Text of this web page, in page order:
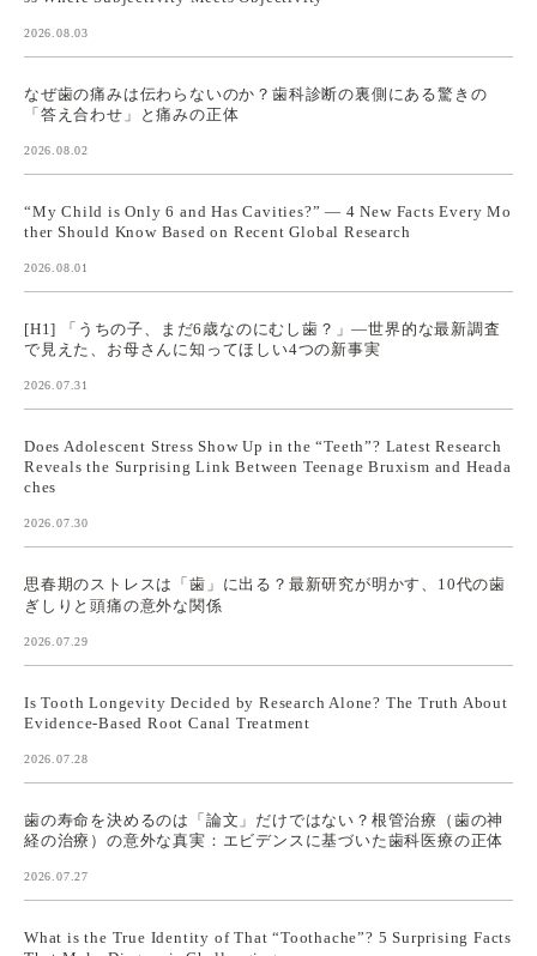
2026.08.03
なぜ歯の痛みは伝わらないのか？歯科診断の裏側にある驚きの
「答え合わせ」と痛みの正体
2026.08.02
“My Child is Only 6 and Has Cavities?” — 4 New Facts Every Mo
ther Should Know Based on Recent Global Research
2026.08.01
[H1] 「うちの子、まだ6歳なのにむし歯？」—世界的な最新調査
で見えた、お母さんに知ってほしい4つの新事実
2026.07.31
Does Adolescent Stress Show Up in the “Teeth”? Latest Research
Reveals the Surprising Link Between Teenage Bruxism and Heada
ches
2026.07.30
思春期のストレスは「歯」に出る？最新研究が明かす、10代の歯
ぎしりと頭痛の意外な関係
2026.07.29
Is Tooth Longevity Decided by Research Alone? The Truth About
Evidence-Based Root Canal Treatment
2026.07.28
歯の寿命を決めるのは「論文」だけではない？根管治療（歯の神
経の治療）の意外な真実：エビデンスに基づいた歯科医療の正体
2026.07.27
What is the True Identity of That “Toothache”? 5 Surprising Facts